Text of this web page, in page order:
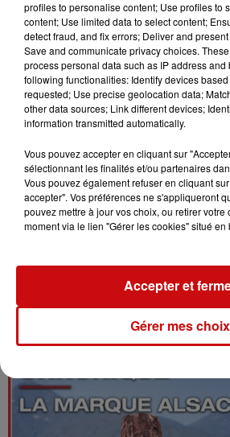
VIDÉO : SAVOUREZ L'ALSACE
profiles to personalise content; Use profiles to
content; Use limited data to select content;
detect fraud, and fix errors; Deliver and
Save and communicate privacy choices.
process personal data such as IP address and
following functionalities: Identify devices
requested; Use precise geolocation data;
other data sources; Link different devices;
information transmitted automatically.
Vous pouvez accepter en cliquant sur
sélectionnant les finalités et/ou partenaires
Vous pouvez également refuser en cliquant
accepter". Vos préférences ne s'appliqueront
pouvez mettre à jour vos choix, ou retirer votre
moment via le lien "Gérer les cookies" situé
Gérer mes choix
Accepter et